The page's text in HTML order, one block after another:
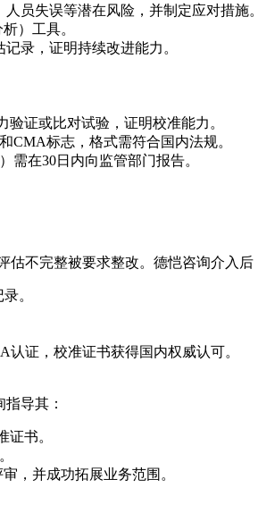
员失误等潜在风险，并制定应对措施。
）工具。
录，证明持续改进能力。
验证或比对试验，证明校准能力。
CMA标志，格式需符合国内法规。
需在30日内向监管部门报告。
不完整被要求整改。德恺咨询介入后
。
证，校准证书获得国内权威认可。
导其：
证书。
，并成功拓展业务范围。